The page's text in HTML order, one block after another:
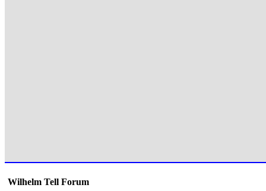
Wilhelm Tell Forum